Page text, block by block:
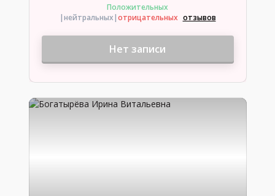
Положительных
|нейтральных|отрицательных отзывов
Нет записи